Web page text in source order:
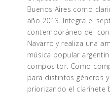
Buenos Aires como
año 2013. Integra el
contemporáneo del
Navarro y realiza una
música popular
compositor. Como
para distintos géneros
priorizando el clarinete